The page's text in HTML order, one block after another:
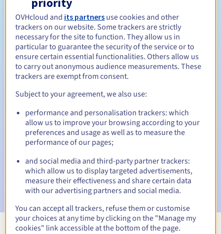
Verlengingsperiode Tussen 1 en 10 jaar
Inlosperiode 30 dagen
Automatische meldingen:
Waarschuwings-e-mails:60, 30, 15, 7 en 3 dagen vóór de
vervaldatum
E-mail op de vervaldatumom de schorsing van de
E-mail na de Redemption Grace Periodom de
verwijdering van de domeinnaam te melden
OVHcloud and its partners use cookies and other
trackers on our website. Some trackers are strictly
necessary for the site to function. They allow us in
particular to guarantee the security of the service or to
ensure certain essential functionalities. Others allow us
to carry out anonymous audience measurements. These
trackers are exempt from consent.
Subject to your agreement, we also use:
performance and personalisation trackers: which
allow us to improve your browsing according to your
preferences and usage as well as to measure the
performance of our pages;
and social media and third-party partner trackers:
which allow us to display targeted advertisements,
measure their effectiveness and share certain data
with our advertising partners and social media.
You can accept all trackers, refuse them or customise
your choices at any time by clicking on the "Manage my
cookies" link accessible at the bottom of the page.